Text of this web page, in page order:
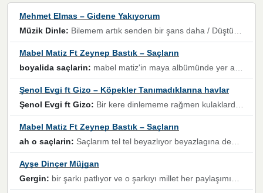
Mehmet Elmas – Gidene Yakıyorum
Müzik Dinle: Bilemem artık senden bir şans daha / Düştüğün zaman ben olmayacağım yanında” dizeleri, artık geçmişin tekrarına izin verilmeyeceğini, kişisel sınırların çizildiğini gösteriyor.
Mabel Matiz Ft Zeynep Bastık – Saçların
boyalida saçlarin: mabel matiz'in maya albümünde yer alan güzellerden. parça da şarkı hani! müzikal altyapısına vurulduğum, sözlerinde kaybolduğum bir parça olmuş.
Şenol Evgi ft Gizo – Köpekler Tanımadıklarına havlar
Şenol Evgi ft Gizo: Bir kere dinlememe rağmen kulaklardan gitmiyor sen sen sen sen kurban ol sen sen sen sen hayran ol yükses ses müzik dinleme sebebisiniz canlar bomba gibi patladınız maşallah
Mabel Matiz Ft Zeynep Bastık – Saçların
ah o saçlarin: Saçlarım tel tel beyazlıyor beyazlagına degil yanımda sen yoksun ona üzülüyorum günler bir bir geçiyor geçen günlere değil sensiz geçen günlere darılıyorum,Dinledikce asla kavusamayacagim ama asla unutamicagim sevdiğim adam için yanar içim
Ayşe Dinçer Müjgan
Gergin: bir şarkı patlıyor ve o şarkıyı millet her paylaşımın altına koyuyor ve öyle bir durum hal alıyor ki şarkıyı dinlemeden şarkıdan bikıyorsun Ama bu enteresan bir şekilde dillere dolanıyor millet olarak seviyoruz dertlerle boğuşurken bir yandan da göbek atmayi))) diyeceklerim bu kadar güzel hoş bir sayfa emeğinize sağlık arkadaşlar kolay gelsin